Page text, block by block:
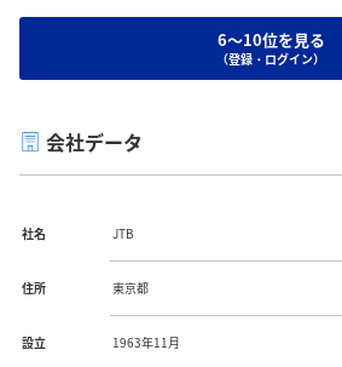
6～10位を見る
（登録・ログイン）
会社データ
社名 JTB
住所 東京都
設立 1963年11月